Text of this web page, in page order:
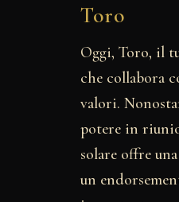
Toro
Oggi, Toro, il
che collabora
valori.
potere in
solare offre
un